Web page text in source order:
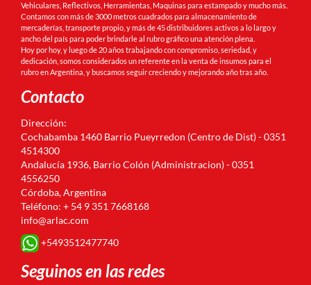
Vehiculares, Reflectivos, Herramientas, Maquinas para estampado y mucho más.
Contamos con más de 3000 metros cuadrados para almacenamiento de
mercaderías, transporte propio, y más de 45 distribuidores activos a lo largo y
ancho del país para poder brindarle al rubro gráfico una atención plena.
Hoy por hoy, y luego de 20 años trabajando con compromiso, seriedad, y
dedicación, somos considerados un referente en la venta de insumos para el
rubro en Argentina, y buscamos seguir creciendo y mejorando año tras año.
Contacto
Dirección:
Cochabamba 1460 Barrio Pueyrredon (Centro de Dist) - 0351
4514300
Andalucía 1936, Barrio Colón (Administracion) - 0351
4556250
Córdoba, Argentina
Teléfono: + 54 9 351 7668168
info@arlac.com
+5493512477740
Seguinos en las redes